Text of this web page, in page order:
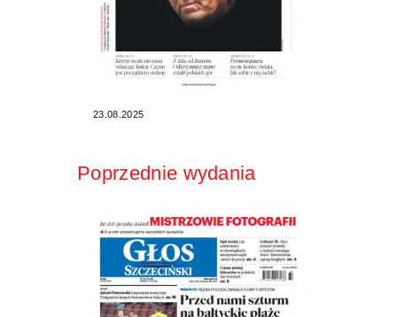
23.08.2025
Poprzednie wydania